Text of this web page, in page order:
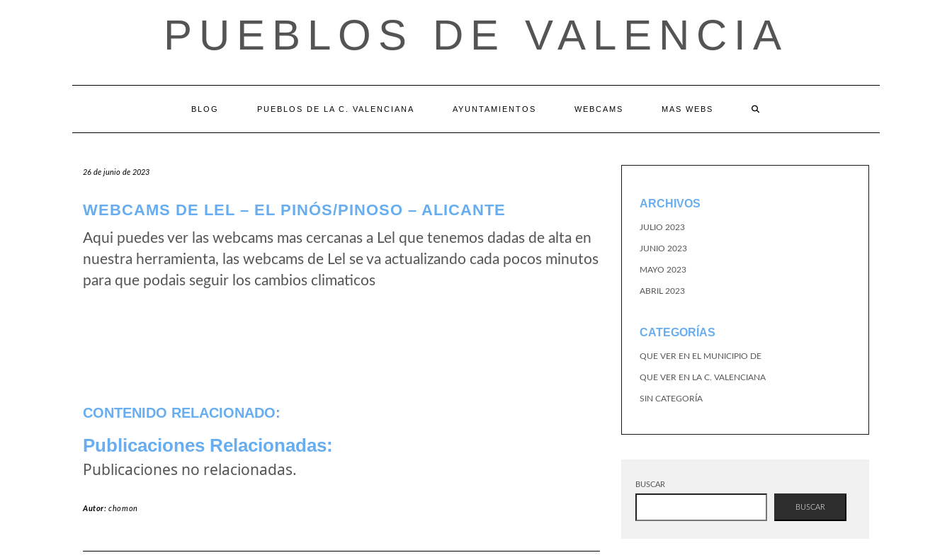
PUEBLOS DE VALENCIA
BLOG PUEBLOS DE LA C. VALENCIANA AYUNTAMIENTOS WEBCAMS MAS WEBS
26 de junio de 2023
WEBCAMS DE LEL – EL PINÓS/PINOSO – ALICANTE
Aqui puedes ver las webcams mas cercanas a Lel que tenemos dadas de alta en
nuestra herramienta, las webcams de Lel se va actualizando cada pocos minutos
para que podais seguir los cambios climaticos
CONTENIDO RELACIONADO:
Publicaciones Relacionadas:
Publicaciones no relacionadas.
Autor:chomon
ARCHIVOS
JULIO 2023
JUNIO 2023
MAYO 2023
ABRIL 2023
CATEGORÍAS
QUE VER EN EL MUNICIPIO DE
QUE VER EN LA C. VALENCIANA
SIN CATEGORÍA
BUSCAR
BUSCAR